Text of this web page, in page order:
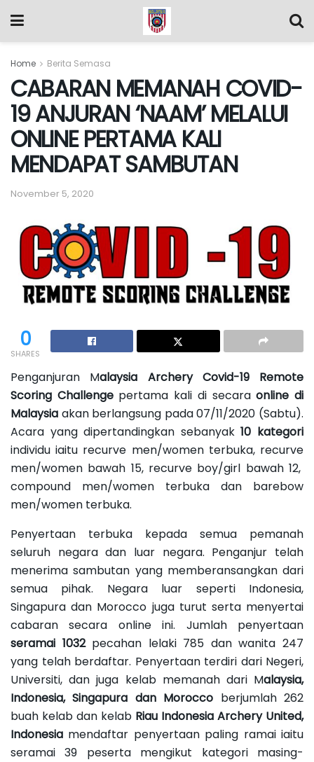
Home Berita Semasa
CABARAN MEMANAH COVID-
19 ANJURAN ‘NAAM’ MELALUI
ONLINE PERTAMA KALI
MENDAPAT SAMBUTAN
November 5, 2020
0
SHARES
Penganjuran Malaysia Archery Covid-19 Remote
Scoring Challenge pertama kali di secaraonline di
Malaysia akan berlangsung pada 07/11/2020 (Sabtu).
Acara yang dipertandingkan sebanyak10 kategori
individu iaitu recurve men/women terbuka, recurve
men/women bawah 15, recurve boy/girl bawah 12,
compound men/women terbuka dan barebow
men/women terbuka.
Penyertaan terbuka kepada semua pemanah
seluruh negara dan luar negara. Penganjur telah
menerima sambutan yang memberansangkan dari
semua pihak. Negara luar seperti Indonesia,
Singapura dan Morocco juga turut serta menyertai
cabaran secara online ini. Jumlah penyertaan
seramai 1032pecahan lelaki 785 dan wanita 247
yang telah berdaftar. Penyertaan terdiri dari Negeri,
Universiti, dan juga kelab memanah dari Malaysia,
Indonesia, Singapura dan Morocco berjumlah 262
buah kelab dan kelab Riau Indonesia Archery United,
Indonesia mendaftar penyertaan paling ramai iaitu
seramai 39 peserta mengikut kategori masing-